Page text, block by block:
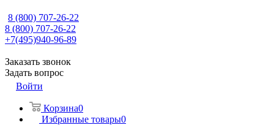
8 (800) 707-26-22
8 (800) 707-26-22
+7(495)940-96-89
Заказать звонок
Задать вопрос
Войти
Корзина0
Избранные товары0